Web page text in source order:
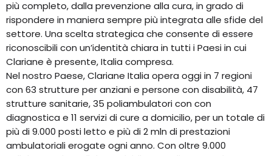
più completo, dalla prevenzione alla cura, in grado di
rispondere in maniera sempre più integrata alle sfide del
settore. Una scelta strategica che consente di essere
riconoscibili con un’identità chiara in tutti i Paesi in cui
Clariane è presente, Italia compresa.
Nel nostro Paese, Clariane Italia opera oggi in 7 regioni
con 63 strutture per anziani e persone con disabilità, 47
strutture sanitarie, 35 poliambulatori con con
diagnostica e 11 servizi di cure a domicilio, per un totale di
più di 9.000 posti letto e più di 2 mln di prestazioni
ambulatoriali erogate ogni anno. Con oltre 9.000